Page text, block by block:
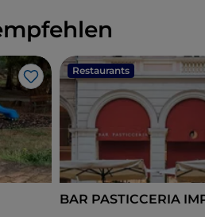
Like
Restaurants
BAR PASTICCERIA